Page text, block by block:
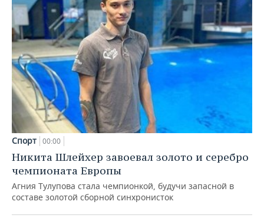
Спорт 00:00
Никита Шлейхер завоевал золото и серебро
чемпионата Европы
Агния Тулупова стала чемпионкой, будучи запасной в
составе золотой сборной синхронисток